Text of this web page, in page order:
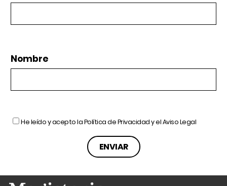
Nombre
He leído y acepto laPolítica de Privacidady elAviso Legal